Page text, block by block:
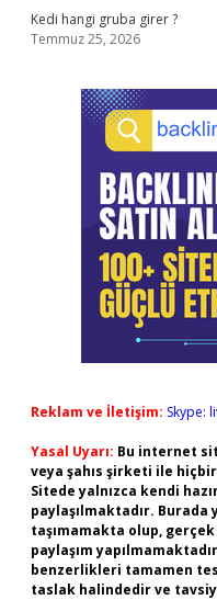
Kedi hangi gruba girer ?
Temmuz 25, 2026
Reklam ve İletişim: Skype:
Yasal Uyarı: Bu internet
veya şahıs şirketi ile
Sitede yalnızca kendi
paylaşılmaktadır.
taşımamakta olup,
paylaşım
benzerlikleri tamamen
taslak halindedir ve